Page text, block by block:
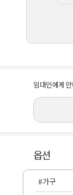
임대인에게
옵션
#가구